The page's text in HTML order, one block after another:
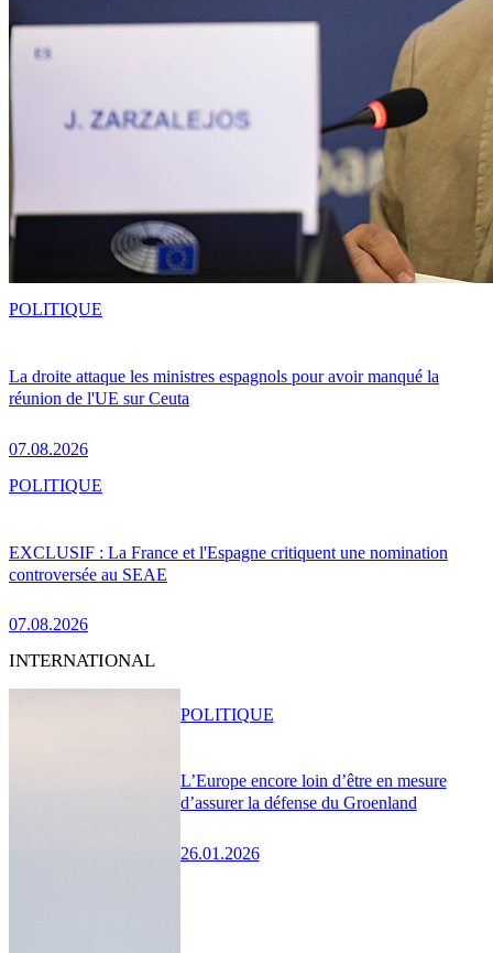
La droite attaque les ministres espagnols pour avoir manqué la
réunion de l'UE sur Ceuta
07.08.2026
POLITIQUE
EXCLUSIF : La France et l'Espagne critiquent une nomination
controversée au SEAE
07.08.2026
POLITIQUE
INTERNATIONAL
L’Europe encore loin d’être en mesure
d’assurer la défense du Groenland
26.01.2026
POLITIQUE